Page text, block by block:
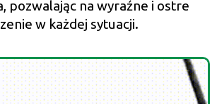
pozwalając na wyraźne i ostre
w każdej sytuacji.